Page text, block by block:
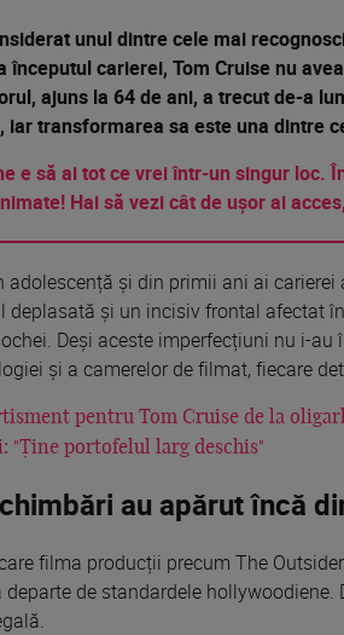
unul dintre cele mai
începutul carierei, Tom Cruise nu
ajuns la 64 de ani, a trecut de-a
iar transformarea sa este una dintre
e să ai tot ce vrei într-un singur loc.
Hai să vezi cât de ușor ai
adolescență și din primii ani ai carierei
deplasată și un incisiv frontal afectat
Deși aceste imperfecțiuni nu i-
și a camerelor de filmat, fiecare
pentru Tom Cruise de la
"Ține portofelul larg deschis"
au apărut încă
filma producții precum The
departe de standardele